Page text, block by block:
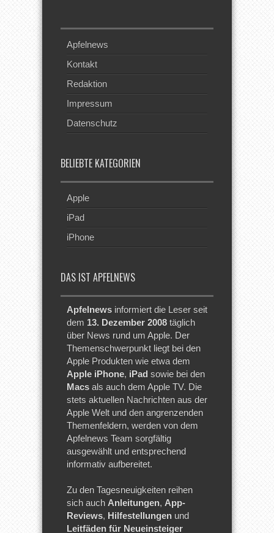
Apfelnews
Kontakt
Redaktion
Impressum
Datenschutz
BELIEBTE KATEGORIEN
Apple
iPad
iPhone
DAS IST APFELNEWS
Apfelnews informiert die Leser seit
dem 13. Dezember 2008 täglich
über News rund um Apple. Der
Themenschwerpunkt liegt bei den
Apple Produkten wie etwa dem
Apple iPhone, iPad sowie bei den
Macs als auch dem Apple TV. Die
stets aktuellen Nachrichten aus der
Apple Welt und den angrenzenden
Themenfeldern, werden von dem
Apfelnews Team sorgfältig
ausgewählt und entsprechend
informativ aufbereitet.
Zu den Tagesneuigkeiten reihen
sich auch Anleitungen, App-
Reviews, Hilfestellungen und
Leitfäden für Neueinsteiger